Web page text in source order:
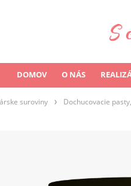
DOMOV O NÁS
suroviny Dochucovacie